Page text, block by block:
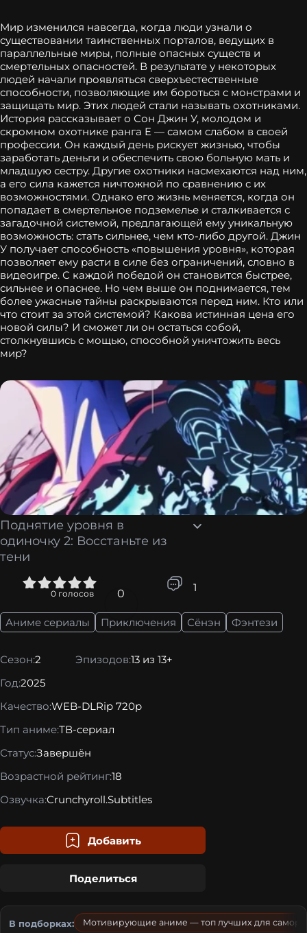
Мир изменился навсегда, когда люди узнали о
существовании таинственных порталов, ведущих в
параллельные миры, полные опасных существ и
смертельных опасностей. В результате у некоторых
людей начали проявляться сверхъестественные
способности, позволяющие им бороться с монстрами и
защищать мир. Этих людей стали называть охотниками.
История рассказывает о Сон Джин У, молодом и
скромном охотнике ранга E — самом слабом в своей
профессии. Он каждый день рискует жизнью, чтобы
заработать деньги и обеспечить свою больную мать и
младшую сестру. Другие охотники насмехаются над ним,
а его сила кажется ничтожной по сравнению с их
возможностями. Однако его жизнь меняется, когда он
попадает в смертельное подземелье и сталкивается с
загадочной системой, предлагающей ему уникальную
возможность: стать сильнее, чем кто-либо другой. Джин
У получает способность «повышения уровня», которая
позволяет ему расти в силе без ограничений, словно в
видеоигре. С каждой победой он становится быстрее,
сильнее и опаснее. Но чем выше он поднимается, тем
более ужасные тайны раскрываются перед ним. Кто или
что стоит за этой системой? Какова истинная цена его
новой силы? И сможет ли он остаться собой,
столкнувшись с мощью, способной уничтожить весь
мир?
Поднятие уровня в
одиночку 2: Восстаньте из
тени
0голосов 0 1
Аниме сериалы Приключения Сёнэн Фэнтези
Сезон:2 Эпизодов:13 из 13+
Год:2025
Качество:WEB-DLRip 720p
Тип аниме:ТВ-сериал
Статус:Завершён
Возрастной рейтинг:18
Озвучка:Crunchyroll.Subtitles
Добавить
Поделиться
В подборках: Мотивирующие аниме — топ лучших для